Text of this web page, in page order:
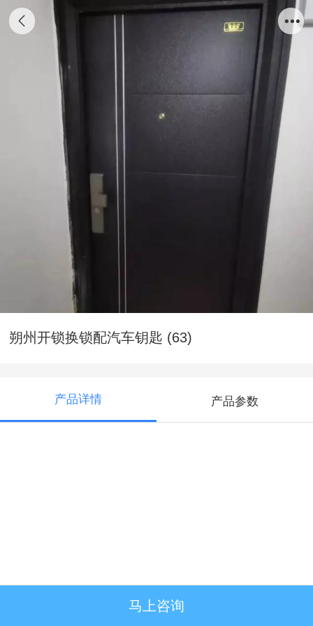
朔州开锁换锁配汽车钥匙 (63)
产品详情 产品参数
马上咨询